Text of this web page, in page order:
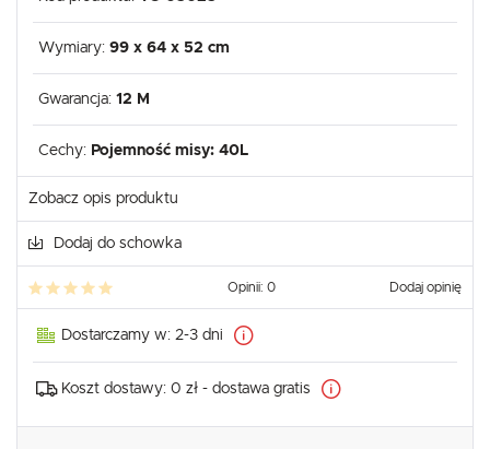
Wymiary: 99 x 64 x 52 cm
Gwarancja: 12 M
Cechy: Pojemność misy: 40L
Zobacz opis produktu
Dodaj do schowka
Opinii: 0 Dodaj opinię
Dostarczamy w: 2-3 dni
Koszt dostawy: 0 zł - dostawa gratis